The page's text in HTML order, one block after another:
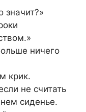
значит?»
ничего
крик.
не считать
сиденье.